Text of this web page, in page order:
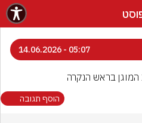
05:07 - 14.06.2026
המוגן בראש הנקרה
הוסף תגובה